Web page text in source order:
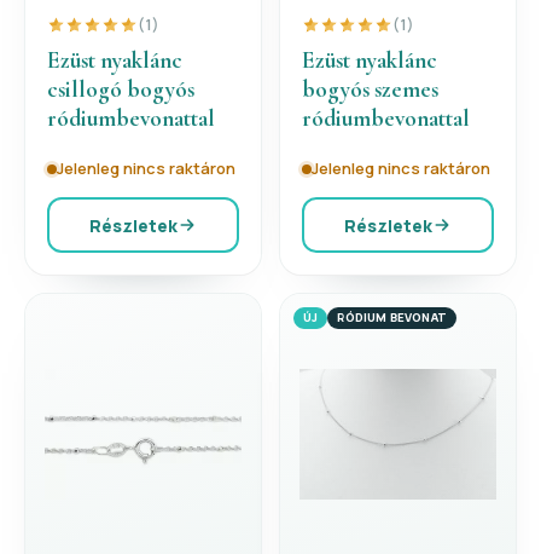
(1)
Ezüst nyaklánc
csillogó bogyós
ródiumbevonattal
Jelenleg nincs raktáron
Részletek
(1)
Ezüst nyaklánc
bogyós szemes
ródiumbevonattal
Jelenleg nincs raktáron
Részletek
ÚJ RÓDIUM BEVONAT